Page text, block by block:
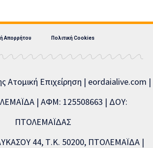
Απορρήτου Πολιτική Cookies
Ατομική Επιχείρηση | eordaialive.com |
| ΑΦΜ: 125508663 | ΔΟΥ:
ΠΤΟΛΕΜΑΪΔΑΣ
44, Τ.Κ. 50200, ΠΤΟΛΕΜΑΪΔΑ |